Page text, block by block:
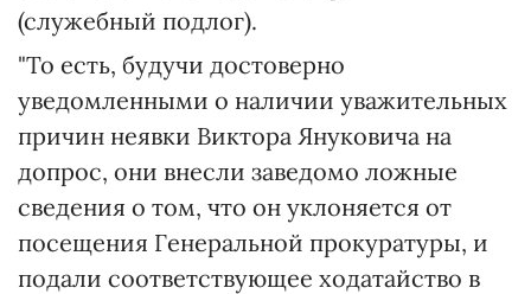
(служебный подлог).
"То есть, будучи достоверно
уведомленными о наличии уважительных
причин неявки Виктора Януковича на
допрос, они внесли заведомо ложные
сведения о том, что он уклоняется от
посещения Генеральной прокуратуры, и
подали соответствующее ходатайство в